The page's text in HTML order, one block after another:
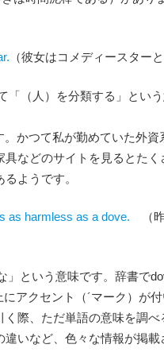
（彼女はコメディースター
（人）を分類する」という
かつて私が勤めていた外資
などのサイトを見るとた
ようです。
as harmless as a dove. （
」という意味です。辞書で
アクセント（´マーク）が
際、ただ単語の意味を調
いなど、色々な情報が掲載